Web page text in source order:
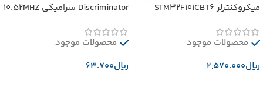
میکروکنترلر STM32F101CBT6
محصولات موجود
﷼
Discriminator سرامیکی 10.52MHZ
محصولات موجود
﷼